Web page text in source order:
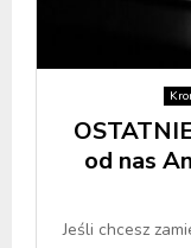
od nas
Jeśli chcesz